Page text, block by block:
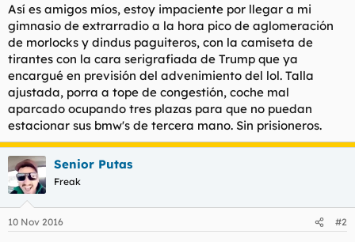
Así es amigos míos, estoy impaciente por llegar a mi
gimnasio de extrarradio a la hora pico de aglomeración
de morlocks y dindus paguiteros, con la camiseta de
tirantes con la cara serigrafiada de Trump que ya
encargué en previsión del advenimiento del lol. Talla
ajustada, porra a tope de congestión, coche mal
aparcado ocupando tres plazas para que no puedan
estacionar sus bmw's de tercera mano. Sin prisioneros.
Senior Putas
Freak
10 Nov 2016 #2